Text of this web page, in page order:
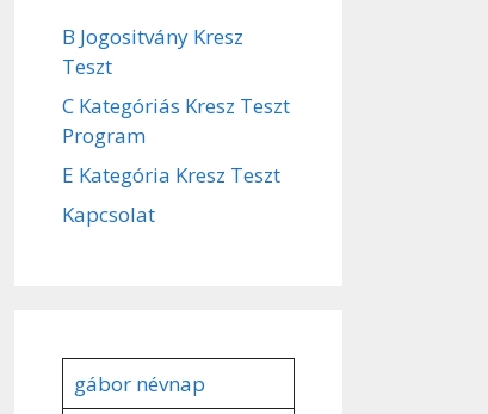
B Jogositvány Kresz
Teszt
C Kategóriás Kresz Teszt
Program
E Kategória Kresz Teszt
Kapcsolat
gábor névnap